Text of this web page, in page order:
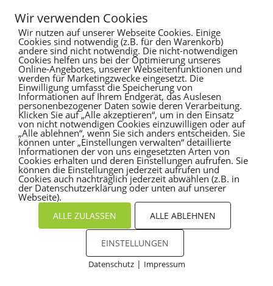
Recent Comments
Es sind keine Kommentare vorhanden.
Wir verwenden Cookies
Wir nutzen auf unserer Webseite Cookies. Einige
Cookies sind notwendig (z.B. für den Warenkorb)
andere sind nicht notwendig. Die nicht-notwendigen
Cookies helfen uns bei der Optimierung unseres
Online-Angebotes, unserer Webseitenfunktionen und
werden für Marketingzwecke eingesetzt. Die
Einwilligung umfasst die Speicherung von
Informationen auf Ihrem Endgerät, das Auslesen
personenbezogener Daten sowie deren Verarbeitung.
Klicken Sie auf „Alle akzeptieren“, um in den Einsatz
von nicht notwendigen Cookies einzuwilligen oder auf
„Alle ablehnen“, wenn Sie sich anders entscheiden. Sie
können unter „Einstellungen verwalten“ detaillierte
Informationen der von uns eingesetzten Arten von
Cookies erhalten und deren Einstellungen aufrufen. Sie
können die Einstellungen jederzeit aufrufen und
Cookies auch nachträglich jederzeit abwählen (z.B. in
der Datenschutzerklärung oder unten auf unserer
Webseite).
ALLE ZULASSEN ALLE ABLEHNEN
EINSTELLUNGEN
Datenschutz| Impressum